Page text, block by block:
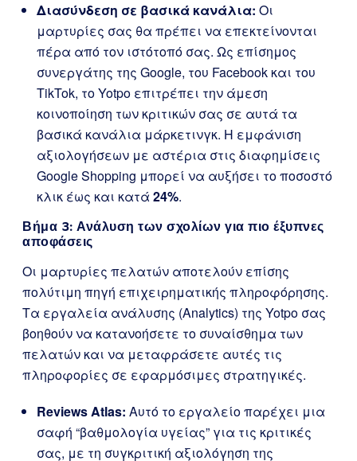
Διασύνδεση σε βασικά κανάλια: Οι
μαρτυρίες σας θα πρέπει να επεκτείνονται
πέρα από τον ιστότοπό σας. Ως επίσημος
συνεργάτης της Google, του Facebook και του
TikTok, το Yotpo επιτρέπει την άμεση
κοινοποίηση των κριτικών σας σε αυτά τα
βασικά κανάλια μάρκετινγκ. Η εμφάνιση
αξιολογήσεων με αστέρια στις διαφημίσεις
Google Shopping μπορεί να αυξήσει το ποσοστό
κλικ έως και κατά 24%.
Βήμα 3: Ανάλυση των σχολίων για πιο έξυπνες
αποφάσεις
Οι μαρτυρίες πελατών αποτελούν επίσης
πολύτιμη πηγή επιχειρηματικής πληροφόρησης.
Τα εργαλεία ανάλυσης (Analytics) της Yotpo σας
βοηθούν να κατανοήσετε το συναίσθημα των
πελατών και να μεταφράσετε αυτές τις
πληροφορίες σε εφαρμόσιμες στρατηγικές.
Reviews Atlas: Αυτό το εργαλείο παρέχει μια
σαφή “βαθμολογία υγείας” για τις κριτικές
σας, με τη συγκριτική αξιολόγηση της